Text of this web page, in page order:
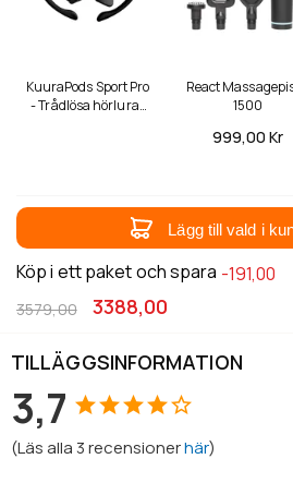
KuuraPods Sport Pro
- Trådlösa hörlurar
React
1500
999,00 Kr
Lägg till vald i
Köp i ett paket och spara -191,00
3388,00
3579,00
TILLÄGGSINFORMATION
3,7
(Läs alla 3recensionerhär)